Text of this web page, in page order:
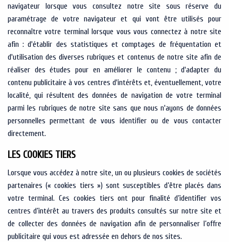
navigateur lorsque vous consultez notre site sous réserve du
paramétrage de votre navigateur et qui vont être utilisés pour
reconnaître votre terminal lorsque vous vous connectez à notre site
afin : d'établir des statistiques et comptages de fréquentation et
d'utilisation des diverses rubriques et contenus de notre site afin de
réaliser des études pour en améliorer le contenu ; d'adapter du
contenu publicitaire à vos centres d'intérêts et, éventuellement, votre
localité, qui résultent des données de navigation de votre terminal
parmi les rubriques de notre site sans que nous n'ayons de données
personnelles permettant de vous identifier ou de vous contacter
directement.
LES COOKIES TIERS
Lorsque vous accédez à notre site, un ou plusieurs cookies de sociétés
partenaires (« cookies tiers ») sont susceptibles d’être placés dans
votre terminal. Ces cookies tiers ont pour finalité d’identifier vos
centres d’intérêt au travers des produits consultés sur notre site et
de collecter des données de navigation afin de personnaliser l’offre
publicitaire qui vous est adressée en dehors de nos sites.